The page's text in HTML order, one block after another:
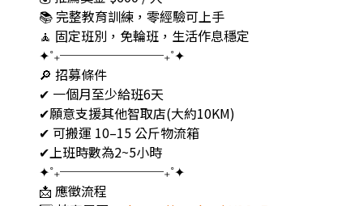
📚 完整教育訓練，零經驗可上手
🧘 固定班別，免輪班，生活作息穩定
✦˚₊────────₊˚✦
🔎 招募條件
✔ 一個月至少給班6天
✔願意支援其他智取店(大約10KM)
✔ 可搬運 10–15 公斤物流箱
✔上班時數為2~5小時
✦˚₊────────₊˚✦
📩 應徵流程